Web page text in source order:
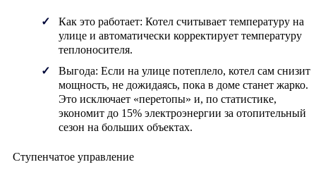
Как это работает: Котел считывает температуру на
улице и автоматически корректирует температуру
теплоносителя.
Выгода: Если на улице потеплело, котел сам снизит
мощность, не дожидаясь, пока в доме станет жарко.
Это исключает «перетопы» и, по статистике,
экономит до 15% электроэнергии за отопительный
сезон на больших объектах.
Ступенчатое управление